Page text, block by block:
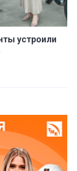
устроили